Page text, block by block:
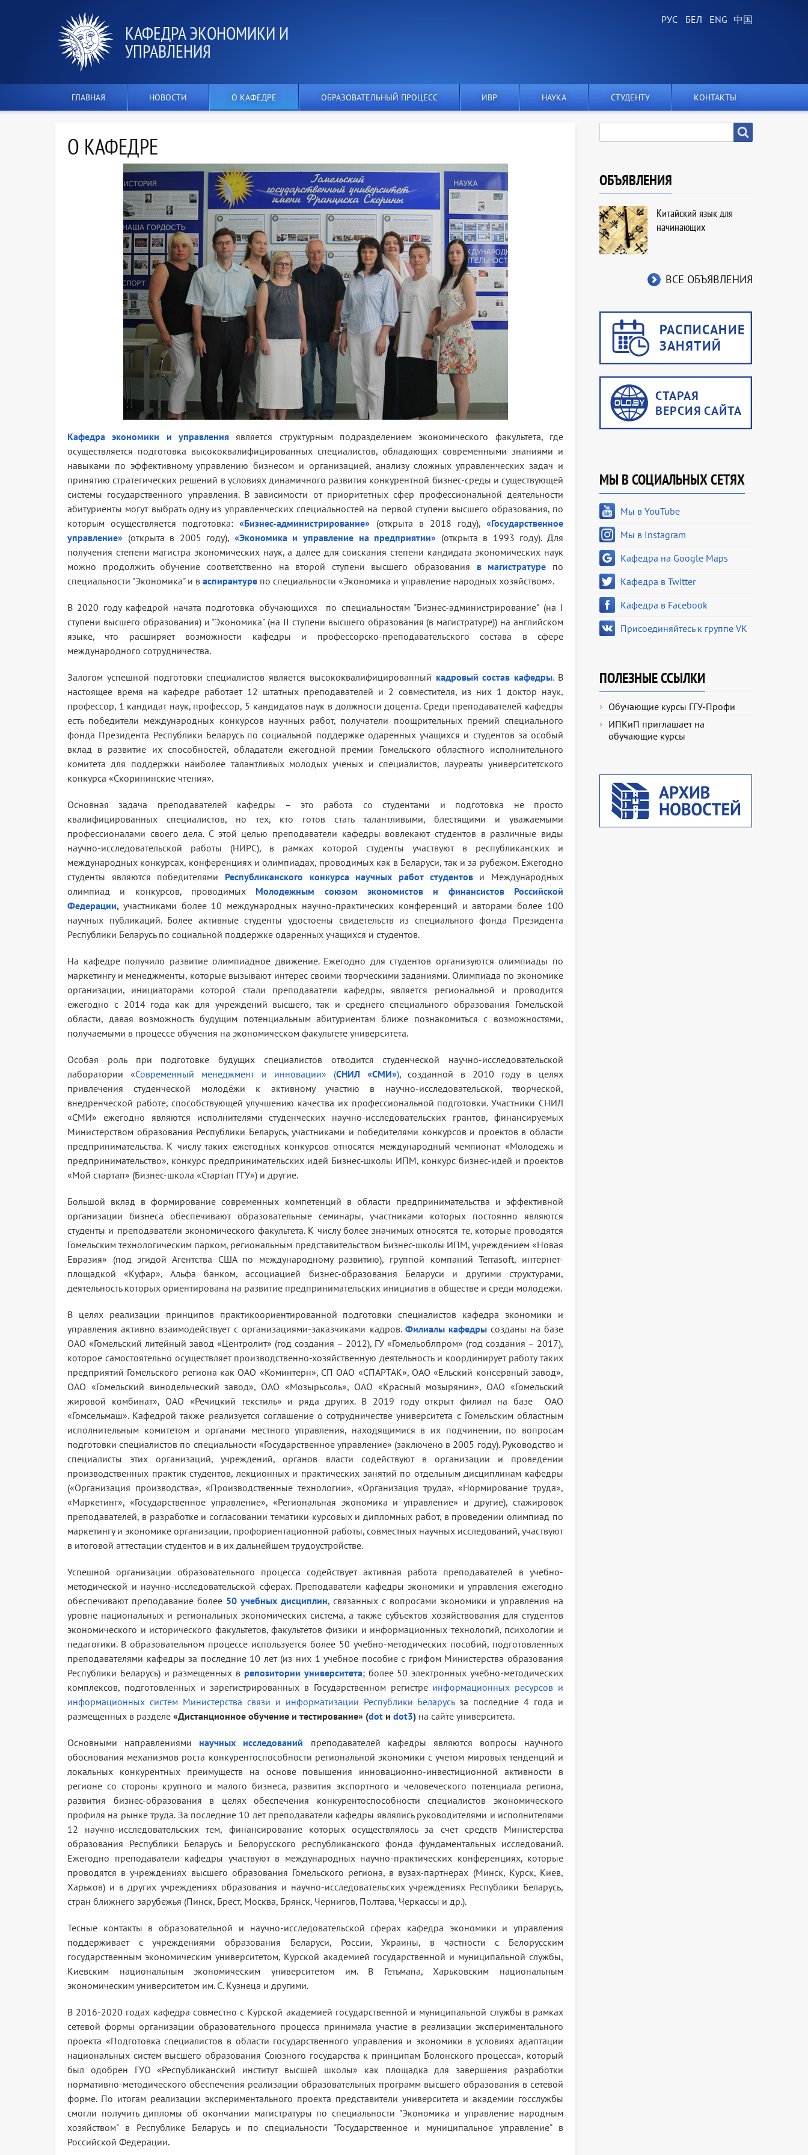
КАФЕДРА ЭКОНОМИКИ И
УПРАВЛЕНИЯ
ГЛАВНАЯ НОВОСТИ О КАФЕДРЕ ОБРАЗОВАТЕЛЬНЫЙ ПРОЦЕСС ИВР НАУКА СТУДЕНТУ КОНТАКТЫ
О КАФЕДРЕ
Кафедра экономики и управления является структурным подразделением экономического факультета, где
осуществляется подготовка высококвалифицированных специалистов, обладающих современными знаниями и
навыками по эффективному управлению бизнесом и организацией, анализу сложных управленческих задач и
принятию стратегических решений в условиях динамичного развития конкурентной бизнес-среды и существующей
системы государственного управления. В зависимости от приоритетных сфер профессиональной деятельности
абитуриенты могут выбрать одну из управленческих специальностей на первой ступени высшего образования, по
которым осуществляется подготовка:«Бизнес-администрирование» (открыта в 2018 году), «Государственное
управление» (открыта в 2005 году), «Экономика и управление на предприятии» (открыта в 1993 году). Для
получения степени магистра экономических наук, а далее для соискания степени кандидата экономических наук
можно продолжить обучение соответственно на второй ступени высшего образования в магистратуре по
специальности "Экономика" и в аспирантуре по специальности «Экономика и управление народных хозяйством».
В 2020 году кафедрой начата подготовка обучающихся по специальностям "Бизнес-администрирование" (на I
ступени высшего образования) и "Экономика" (на II ступени высшего образования (в магистратуре)) на английском
языке, что расширяет возможности кафедры и профессорско-преподавательского состава в сфере
международного сотрудничества.
Залогом успешной подготовки специалистов является высококвалифицированный кадровый состав кафедры.В
настоящее время на кафедре работает 12 штатных преподавателей и 2 совместителя, из них 1 доктор наук,
профессор, 1 кандидат наук, профессор, 5 кандидатов наук в должности доцента. Среди преподавателей кафедры
есть победители международных конкурсов научных работ, получатели поощрительных премий специального
фонда Президента Республики Беларусь по социальной поддержке одаренных учащихся и студентов за особый
вклад в развитие их способностей, обладатели ежегодной премии Гомельского областного исполнительного
комитета для поддержки наиболее талантливых молодых ученых и специалистов, лауреаты университетского
конкурса «Скорининские чтения».
Основная задача преподавателей кафедры – это работа со студентами и подготовка не просто
квалифицированных специалистов, но тех, кто готов стать талантливыми, блестящими и уважаемыми
профессионалами своего дела. С этой целью преподаватели кафедры вовлекают студентов в различные виды
научно-исследовательской работы (НИРС), в рамках которой студенты участвуют в республиканских и
международных конкурсах, конференциях и олимпиадах, проводимых как в Беларуси, так и за рубежом. Ежегодно
студенты являются победителями Республиканского конкурса научных работ студентови Международных
олимпиад и конкурсов, проводимых Молодежным союзом экономистов и финансистов Российской
Федерации, участниками более 10 международных научно-практических конференций и авторами более 100
научных публикаций. Более активные студенты удостоены свидетельств из специального фонда Президента
Республики Беларусь по социальной поддержке одаренных учащихся и студентов.
На кафедре получило развитие олимпиадное движение. Ежегодно для студентов организуются олимпиады по
маркетингу и менеджменты, которые вызывают интерес своими творческими заданиями. Олимпиада по экономике
организации, инициаторами которой стали преподаватели кафедры, является региональной и проводится
ежегодно с 2014 года как для учреждений высшего, так и среднего специального образования Гомельской
области, давая возможность будущим потенциальным абитуриентам ближе познакомиться с возможностями,
получаемыми в процессе обучения на экономическом факультете университета.
Особая роль при подготовке будущих специалистов отводится студенческой научно-исследовательской
лаборатории «Современный менеджмент и инновации» (СНИЛ «СМИ»), созданной в 2010 году в целях
привлечения студенческой молодёжи к активному участию в научно-исследовательской, творческой,
внедренческой работе, способствующей улучшению качества их профессиональной подготовки. Участники СНИЛ
«СМИ» ежегодно являются исполнителями студенческих научно-исследовательских грантов, финансируемых
Министерством образования Республики Беларусь, участниками и победителями конкурсов и проектов в области
предпринимательства. К числу таких ежегодных конкурсов относятся международный чемпионат «Молодежь и
предпринимательство», конкурс предпринимательских идей Бизнес-школы ИПМ, конкурс бизнес-идей и проектов
«Мой стартап» (Бизнес-школа «Стартап ГГУ») и другие.
Большой вклад в формирование современных компетенций в области предпринимательства и эффективной
организации бизнеса обеспечивают образовательные семинары, участниками которых постоянно являются
студенты и преподаватели экономического факультета. К числу более значимых относятся те, которые проводятся
Гомельским технологическим парком, региональным представительством Бизнес-школы ИПМ, учреждением «Новая
Евразия» (под эгидой Агентства США по международному развитию), группой компаний Terrasoft, интернет-
площадкой «Куфар», Альфа банком, ассоциацией бизнес-образования Беларуси и другими структурами,
деятельность которых ориентирована на развитие предпринимательских инициатив в обществе и среди молодежи.
В целях реализации принципов практикоориентированной подготовки специалистов кафедра экономики и
управления активно взаимодействует с организациями-заказчиками кадров. Филиалы кафедрысозданы на базе
ОАО «Гомельский литейный завод «Центролит» (год создания – 2012), ГУ «Гомельоблпром» (год создания – 2017),
которое самостоятельно осуществляет производственно-хозяйственную деятельность и координирует работу таких
предприятий Гомельского региона как ОАО «Коминтерн», СП ОАО «СПАРТАК», ОАО «Ельский консервный завод»,
ОАО «Гомельский винодельческий завод», ОАО «Мозырьсоль», ОАО «Красный мозырянин», ОАО «Гомельский
жировой комбинат», ОАО «Речицкий текстиль» и ряда других. В 2019 году открыт филиал на базе ОАО
«Гомсельмаш». Кафедрой также реализуется соглашение о сотрудничестве университета с Гомельским областным
исполнительным комитетом и органами местного управления, находящимися в их подчинении, по вопросам
подготовки специалистов по специальности «Государственное управление» (заключено в 2005 году). Руководство и
специалисты этих организаций, учреждений, органов власти содействуют в организации и проведении
производственных практик студентов, лекционных и практических занятий по отдельным дисциплинам кафедры
(«Организация производства», «Производственные технологии», «Организация труда», «Нормирование труда»,
«Маркетинг», «Государственное управление», «Региональная экономика и управление» и другие), стажировок
преподавателей, в разработке и согласовании тематики курсовых и дипломных работ, в проведении олимпиад по
маркетингу и экономике организации, профориентационной работы, совместных научных исследований, участвуют
в итоговой аттестации студентов и в их дальнейшем трудоустройстве.
Успешной организации образовательного процесса содействует активная работа преподавателей в учебно-
методической и научно-исследовательской сферах. Преподаватели кафедры экономики и управления ежегодно
обеспечивают преподавание более 50 учебных дисциплин, связанных с вопросами экономики и управления на
уровне национальных и региональных экономических система, а также субъектов хозяйствования для студентов
экономического и исторического факультетов, факультетов физики и информационных технологий, психологии и
педагогики. В образовательном процессе используется более 50 учебно-методических пособий, подготовленных
преподавателями кафедры за последние 10 лет (из них 1 учебное пособие с грифом Министерства образования
Республики Беларусь) и размещенных в репозитории университета; более 50 электронных учебно-методических
комплексов, подготовленных и зарегистрированных в Государственном регистре информационных ресурсов и
информационных систем Министерства связи и информатизации Республики Беларусьза последние 4 года и
размещенных в разделе «Дистанционное обучение и тестирование» (dot и dot3) на сайте университета.
Основными направлениями научных исследований преподавателей кафедры являются вопросы научного
обоснования механизмов роста конкурентоспособности региональной экономики с учетом мировых тенденций и
локальных конкурентных преимуществ на основе повышения инновационно-инвестиционной активности в
регионе со стороны крупного и малого бизнеса, развития экспортного и человеческого потенциала региона,
развития бизнес-образования в целях обеспечения конкурентоспособности специалистов экономического
профиля на рынке труда. За последние 10 лет преподаватели кафедры являлись руководителями и исполнителями
12 научно-исследовательских тем, финансирование которых осуществлялось за счет средств Министерства
образования Республики Беларусь и Белорусского республиканского фонда фундаментальных исследований.
Ежегодно преподаватели кафедры участвуют в международных научно-практических конференциях, которые
проводятся в учреждениях высшего образования Гомельского региона, в вузах-партнерах (Минск, Курск, Киев,
Харьков) и в других учреждениях образования и научно-исследовательских учреждениях Республики Беларусь,
стран ближнего зарубежья (Пинск, Брест, Москва, Брянск, Чернигов, Полтава, Черкассы и др.).
Тесные контакты в образовательной и научно-исследовательской сферах кафедра экономики и управления
поддерживает с учреждениями образования Беларуси, России, Украины, в частности с Белорусским
государственным экономическим университетом, Курской академией государственной и муниципальной службы,
Киевским национальным экономическим университетом им. В Гетьмана, Харьковским национальным
экономическим университетом им. С. Кузнеца и другими.
В 2016-2020 годах кафедра совместно с Курской академией государственной и муниципальной службы в рамках
сетевой формы организации образовательного процесса принимала участие в реализации экспериментального
проекта «Подготовка специалистов в области государственного управления и экономики в условиях адаптации
национальных систем высшего образования Союзного государства к принципам Болонского процесса», который
был одобрен ГУО «Республиканский институт высшей школы» как площадка для завершения разработки
нормативно-методического обеспечения реализации образовательных программ высшего образования в сетевой
форме. По итогам реализации экспериментального проекта представители университета и академии госслужбы
смогли получить дипломы об окончании магистратуры по специальности "Экономика и управление народным
хозяйством" в Республике Беларусь и по специальности "Государственное и муниципальное управление" в
Российской Федерации.
ОБЪЯВЛЕНИЯ
Китайский язык для
начинающих
ВСЕ ОБЪЯВЛЕНИЯ
МЫ В СОЦИАЛЬНЫХ СЕТЯХ
Мы в YouTube
Мы в Instagram
Кафедра на Google Maps
Кафедра в Twitter
Кафедра в Facebook
Присоединяйтесь к группе VK
ПОЛЕЗНЫЕ ССЫЛКИ
Обучающие курсы ГГУ-Профи
ИПКиП приглашает на
обучающие курсы